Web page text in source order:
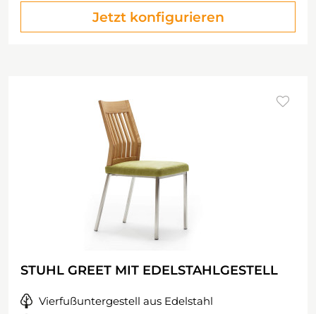
Jetzt konfigurieren
STUHL GREET MIT EDELSTAHLGESTELL
Vierfußuntergestell aus Edelstahl